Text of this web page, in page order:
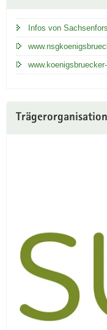
Infos von
Trägerorganisation